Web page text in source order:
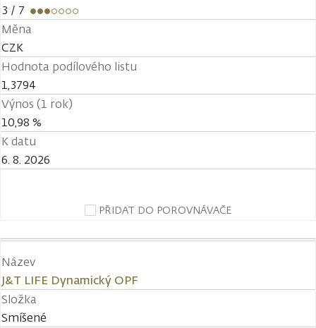
3 / 7
Měna
CZK
Hodnota podílového listu
1,3794
Výnos (1 rok)
10,98 %
K datu
6. 8. 2026
PŘIDAT DO POROVNÁVAČE
Název
J&T LIFE Dynamický OPF
Složka
Smíšené